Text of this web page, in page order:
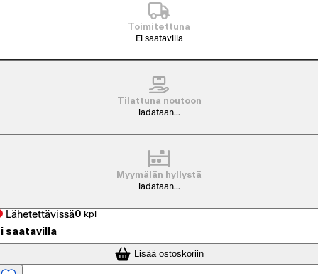
Toimitettuna
Ei saatavilla
Tilattuna noutoon
ladataan...
Myymälän hyllystä
ladataan...
Lähetettävissä0 kpl
saatavilla
Lisää ostoskoriin